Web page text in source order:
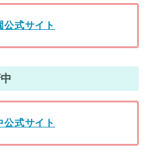
公式サイト
公式サイト